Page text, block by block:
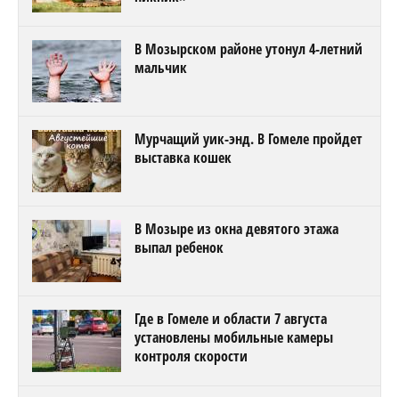
В Мозырском районе утонул 4-летний
мальчик
Мурчащий уик-энд. В Гомеле пройдет
выставка кошек
В Мозыре из окна девятого этажа
выпал ребенок
Где в Гомеле и области 7 августа
установлены мобильные камеры
контроля скорости